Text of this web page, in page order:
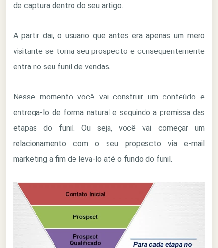
de captura dentro do seu artigo.
A partir dai, o usuário que antes era apenas um mero
visitante se torna seu prospecto e consequentemente
entra no seu funil de vendas.
Nesse momento você vai construir um conteúdo e
entrega-lo de forma natural e seguindo a premissa das
etapas do funil. Ou seja, você vai começar um
relacionamento com o seu propescto via e-mail
marketing a fim de leva-lo até o fundo do funil.